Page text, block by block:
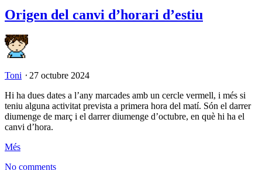
Origen del canvi d’horari d’estiu
Toni ⋅ 27 octubre 2024
Hi ha dues dates a l’any marcades amb un cercle vermell, i més si
teniu alguna activitat prevista a primera hora del matí. Són el darrer
diumenge de març i el darrer diumenge d’octubre, en què hi ha el
canvi d’hora.
Més
No comments